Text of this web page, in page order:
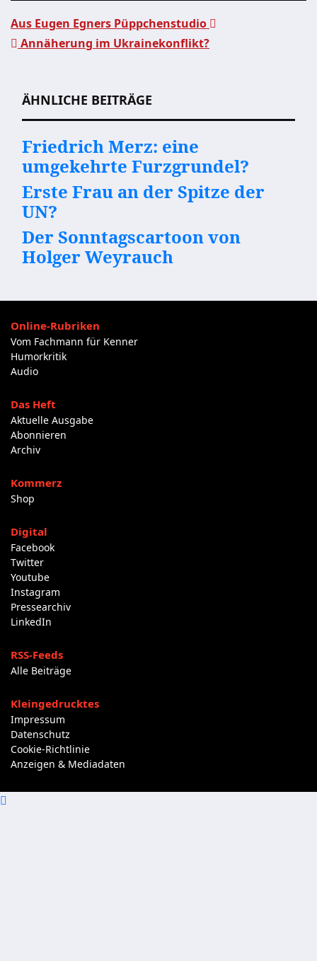
Aus Eugen Egners Püppchenstudio
Annäherung im Ukrainekonflikt?
ÄHNLICHE BEITRÄGE
Friedrich Merz: eine
umgekehrte Furzgrundel?
Erste Frau an der Spitze der
UN?
Der Sonntagscartoon von
Holger Weyrauch
Online-Rubriken
Vom Fachmann für Kenner
Humorkritik
Audio
Das Heft
Aktuelle Ausgabe
Abonnieren
Archiv
Kommerz
Shop
Digital
Facebook
Twitter
Youtube
Instagram
Pressearchiv
LinkedIn
RSS-Feeds
Alle Beiträge
Kleingedrucktes
Impressum
Datenschutz
Cookie-Richtlinie
Anzeigen & Mediadaten